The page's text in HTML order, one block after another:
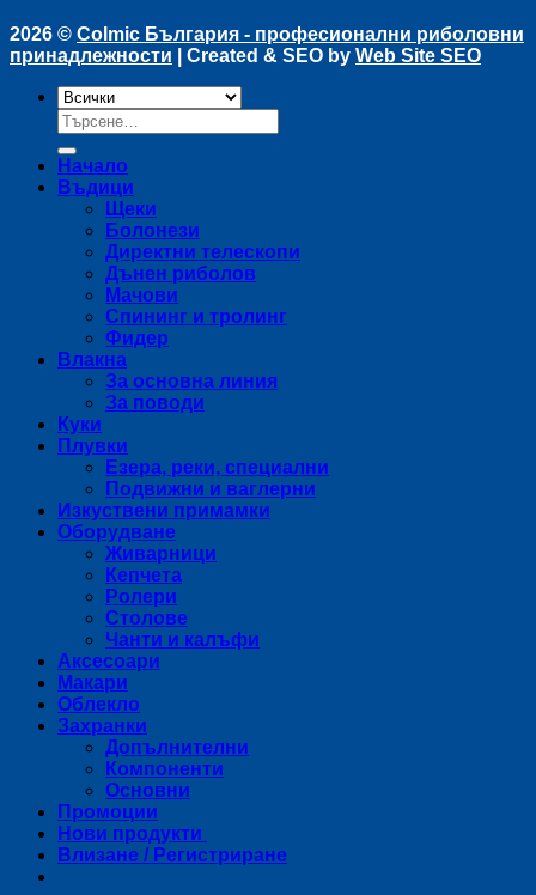
2026 © Colmic България - професионални риболовни
принадлежности | Created & SEO by Web Site SEO
Търсене
за:
Начало
Въдици
Щеки
Болонези
Директни телескопи
Дънен риболов
Мачови
Спининг и тролинг
Фидер
Влакна
За основна линия
За поводи
Куки
Плувки
Езера, реки, специални
Подвижни и ваглерни
Изкуствени примамки
Оборудване
Живарници
Кепчета
Ролери
Столове
Чанти и калъфи
Аксесоари
Макари
Облекло
Захранки
Допълнителни
Компоненти
Основни
Промоции
Нови продукти
Влизане / Регистриране